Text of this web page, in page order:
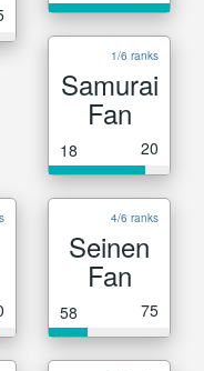
1/6 ranks
Samurai
Fan
18 20
4/6 ranks
Seinen
Fan
58 75